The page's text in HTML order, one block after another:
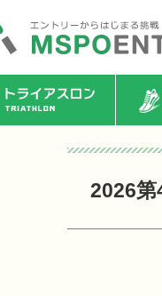
トライアスロン
2026